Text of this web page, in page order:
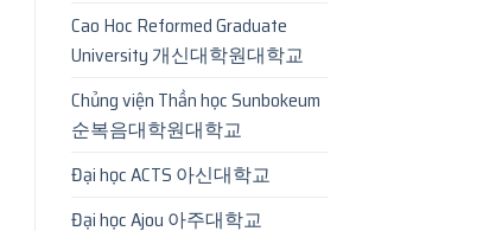
Cao Hoc Reformed Graduate
University 개신대학원대학교
Chủng viện Thần học Sunbokeum
순복음대학원대학교
Đại học ACTS 아신대학교
Đại học Ajou 아주대학교